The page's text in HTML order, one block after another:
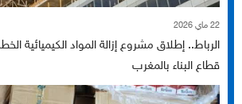
22 ماي 2026
الرباط.. إطلاق مشروع إزالة المواد الكيميائية
قطاع البناء بالمغرب